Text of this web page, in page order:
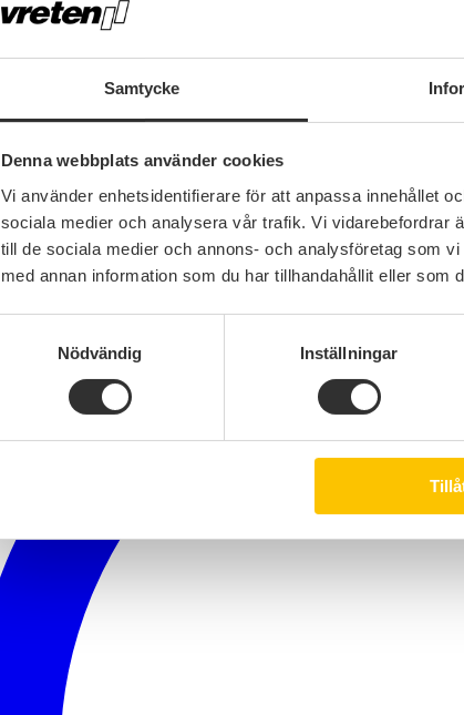
Samtycke
Denna webbplats använder cookies
Vi använder enhetsidentifierare för att anpassa innehållet
sociala medier och analysera vår trafik. Vi vidarebefordrar
till de sociala medier och annons- och analysföretag som
med annan information som du har tillhandahållit eller som
Nödvändig
Inställningar